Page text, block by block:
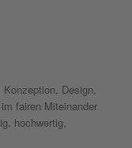
Design,
fairen Miteinander
hochwertig,